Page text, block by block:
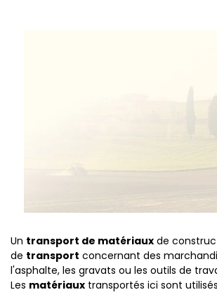
Un transport de matériaux de
de transport concernant des
l'asphalte, les gravats ou les outils de
Les matériaux transportés ici sont